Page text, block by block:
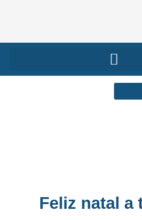
Feliz natal a